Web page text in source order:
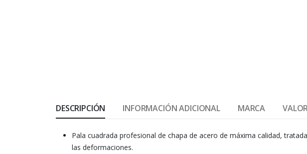
DESCRIPCIÓN INFORMACIÓN ADICIONAL MARCA
Pala cuadrada profesional de chapa de acero de máxima calidad,
las deformaciones.